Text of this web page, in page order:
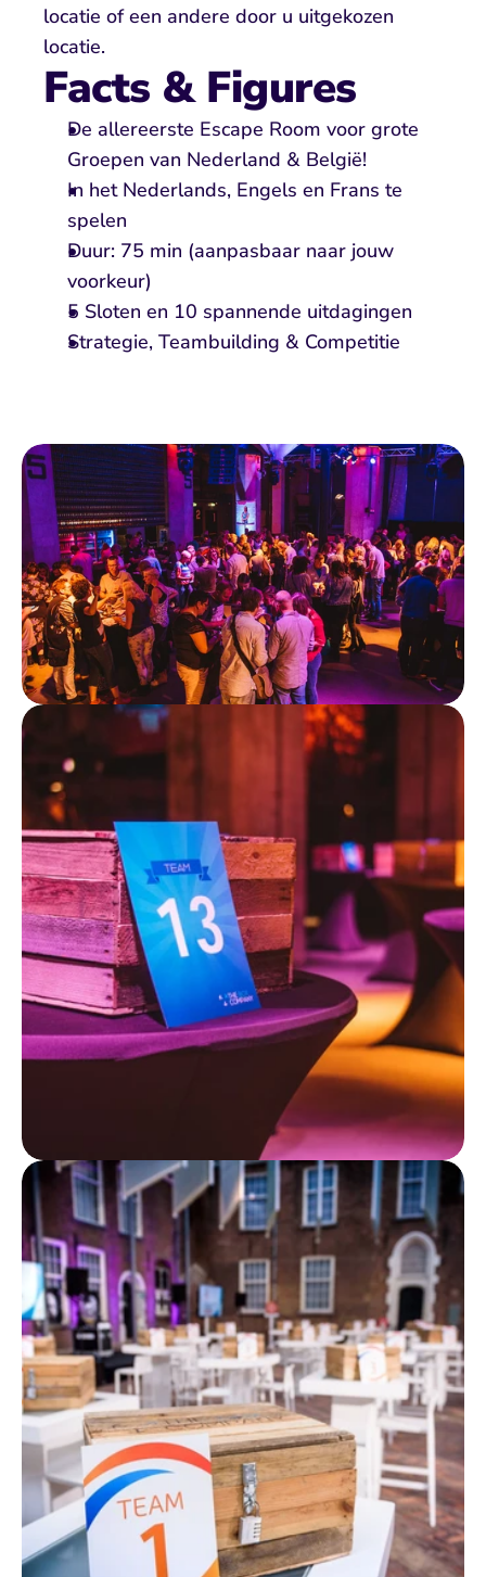
locatie of een andere door u uitgekozen
locatie.
Facts & Figures
De allereerste Escape Room voor grote
Groepen van Nederland & België!
In het Nederlands, Engels en Frans te
spelen
Duur: 75 min (aanpasbaar naar jouw
voorkeur)
5 Sloten en 10 spannende uitdagingen
Strategie, Teambuilding & Competitie